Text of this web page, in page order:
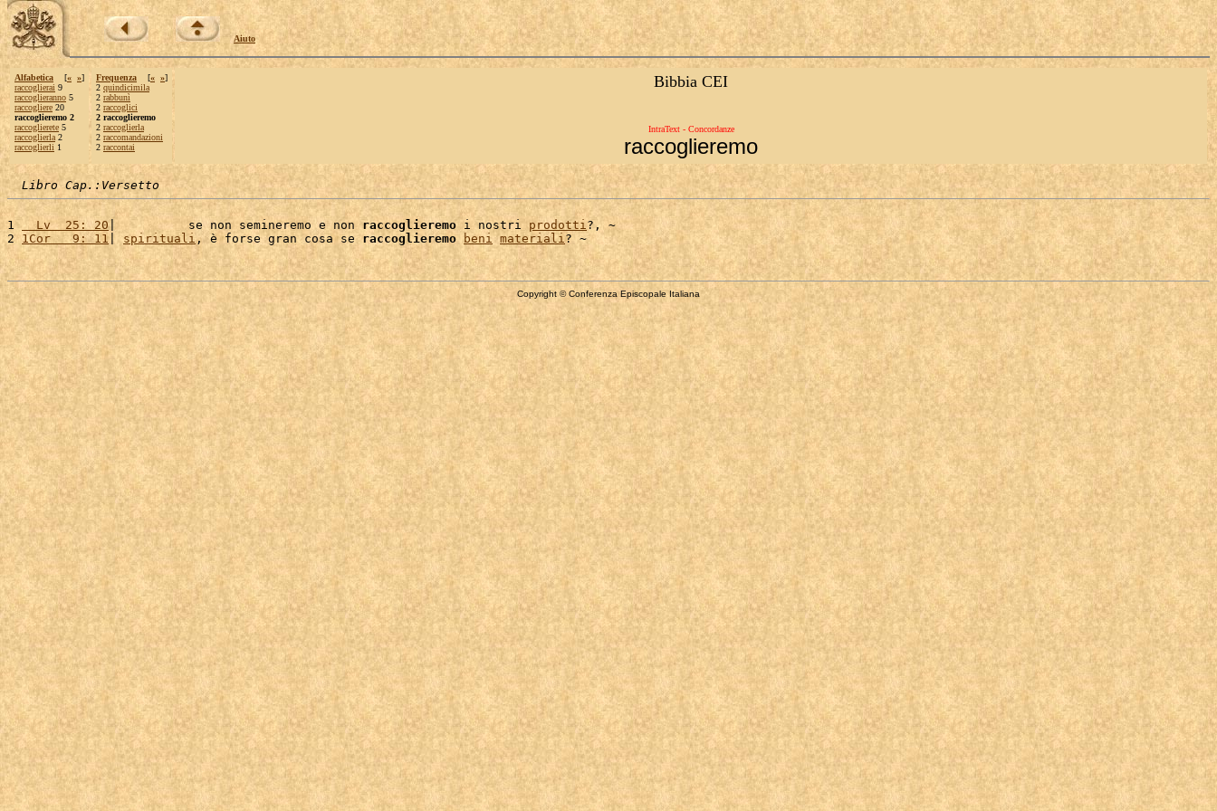
Aiuto
Alfabetica [« »]
raccoglierai 9
raccoglieranno 5
raccogliere 20
raccoglieremo 2
raccoglierete 5
raccoglierla 2
raccoglierli 1
Frequenza [« »]
2 quindicimila
2 rabbunì
2 raccoglici
2 raccoglieremo
2 raccoglierla
2 raccomandazioni
2 raccontai
Bibbia CEI
IntraText - Concordanze
raccoglieremo
Libro Cap.:Versetto
1
  Lv  25: 20
|          se non semineremo e non raccoglieremo i nostri prodotti?, ~
2 1Cor   9: 11 spirituali, è forse gran cosa se raccoglieremo beni materiali
Copyright © Conferenza Episcopale Italiana